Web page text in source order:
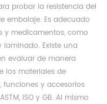
probar la resistencia del
embalaje. Es adecuado
y medicamentos, como
Existe una
evaluar de manera
los materiales de
y accesorios
ISO y GB. Al mismo